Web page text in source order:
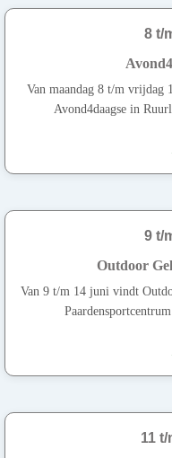
8 t/
Van maandag 8 t/m vrijdag
Avond4daagse in
9 t/
Outdoor
Van 9 t/m 14 juni vindt
11